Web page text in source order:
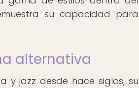
su capacidad para
alternativa
y jazz desde hace siglos, su